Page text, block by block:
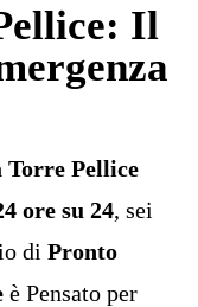
Il
Torre Pellice
ore su 24, sei
di Pronto
è Pensato per